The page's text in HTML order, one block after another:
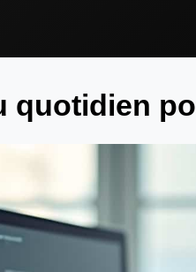
quotidien